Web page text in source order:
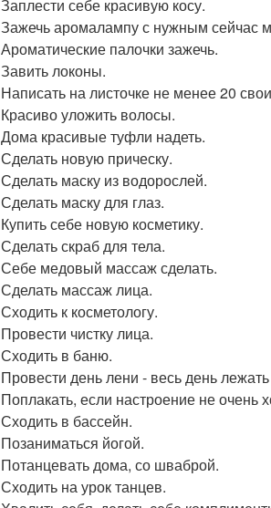
Заплести себе красивую косу.
Зажечь аромалампу с нужным сейчас
Ароматические палочки зажечь.
Завить локоны.
Написать на листочке не менее 20
Красиво уложить волосы.
Дома красивые туфли надеть.
Сделать новую прическу.
Сделать маску из водорослей.
Сделать маску для глаз.
Купить себе новую косметику.
Сделать скраб для тела.
Себе медовый массаж сделать.
Сделать массаж лица.
Сходить к косметологу.
Провести чистку лица.
Сходить в баню.
Провести день лени - весь день
Поплакать, если настроение не очень
Сходить в бассейн.
Позаниматься йогой.
Потанцевать дома, со шваброй.
Сходить на урок танцев.